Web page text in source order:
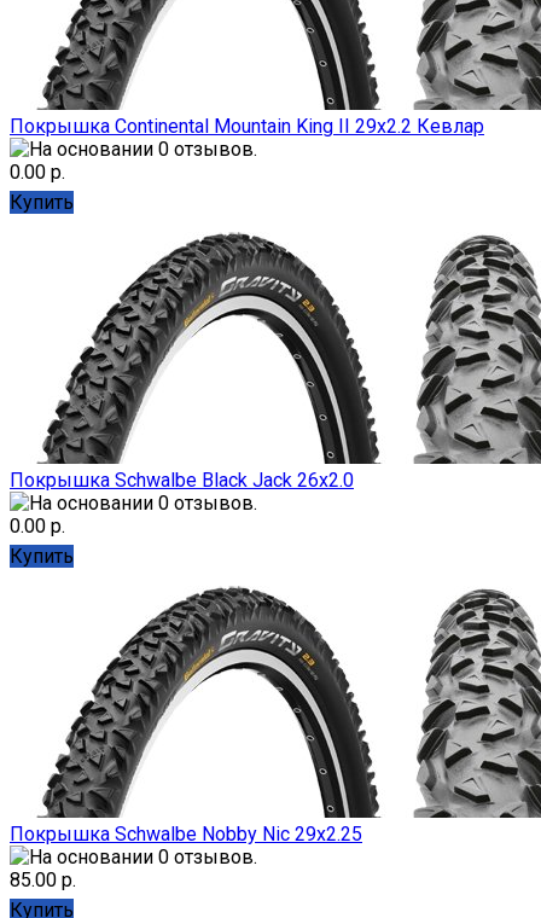
Покрышка Continental Mountain King II 29x2.2 Кевлар
0.00 р.
Купить
Покрышка Schwalbe Black Jack 26x2.0
0.00 р.
Купить
Покрышка Schwalbe Nobby Nic 29x2.25
85.00 р.
Купить